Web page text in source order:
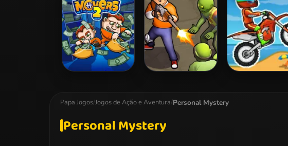
Papa Jogos/Jogos de Ação e Aventura/Personal Mystery
Personal Mystery